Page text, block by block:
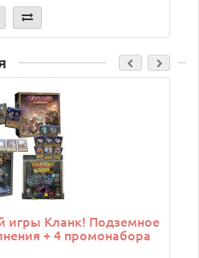
игры Кланк! Подземное
+ 4 промонабора